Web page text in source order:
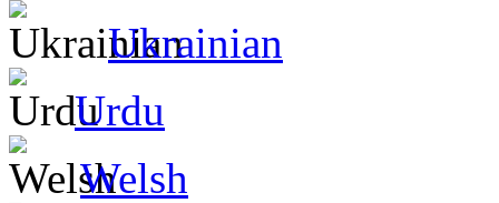
Ukrainian
Urdu
Welsh